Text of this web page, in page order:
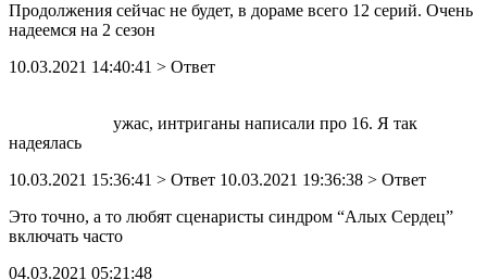
Продолжения сейчас не будет, в дораме всего 12 серий. Очень
надеемся на 2 сезон
10.03.2021 14:40:41 > Ответ
ужас, интриганы написали про 16. Я так
надеялась
10.03.2021 15:36:41 > Ответ 10.03.2021 19:36:38 > Ответ
Это точно, а то любят сценаристы синдром “Алых Сердец”
включать часто
04.03.2021 05:21:48